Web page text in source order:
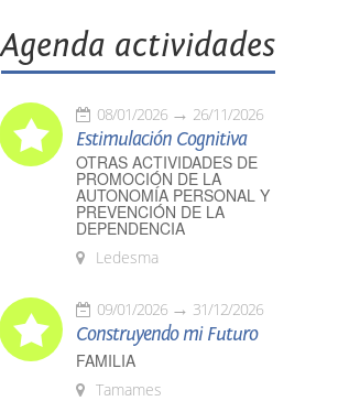
Agenda actividades
08/01/2026 26/11/2026
Estimulación Cognitiva
OTRAS ACTIVIDADES DE
PROMOCIÓN DE LA
AUTONOMÍA PERSONAL Y
PREVENCIÓN DE LA
DEPENDENCIA
Ledesma
09/01/2026 31/12/2026
Construyendo mi Futuro
FAMILIA
Tamames